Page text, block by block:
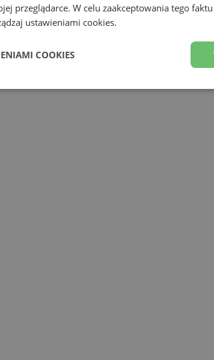
przeglądarce. W celu zaakceptowania tego
ustawieniami cookies.
COOKIES